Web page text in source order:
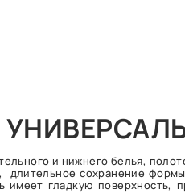
и нижнего белья,
сохранение
гладкую